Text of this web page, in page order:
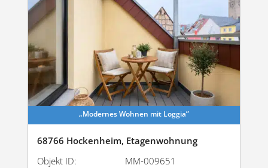
„Modernes Wohnen mit Loggia”
68766 Hockenheim, Etagenwohnung
Objekt ID:
MM-009651